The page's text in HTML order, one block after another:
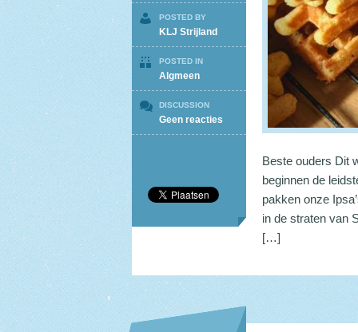
POSTED BY
KLJ Strijland
POSTED IN
Algmeen
DISCUSSION
Geen reacties
Wafelenbak
Beste ouders Dit
beginnen de
pakken onze
in de straten van
[…]